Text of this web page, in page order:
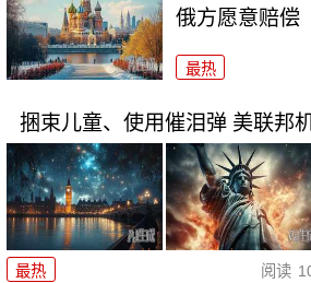
俄方愿意赔偿
最热
捆束儿童、使用催泪弹 美联邦
最热 阅读